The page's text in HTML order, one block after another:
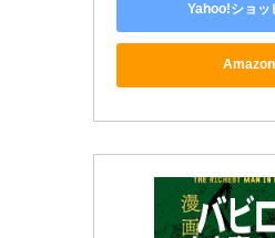
Yahoo!ショッ
Amazon